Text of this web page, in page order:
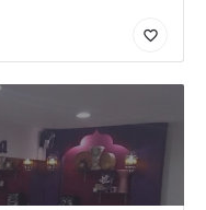
favorite_border